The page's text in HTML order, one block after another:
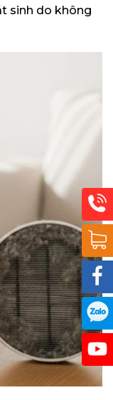
sinh do không